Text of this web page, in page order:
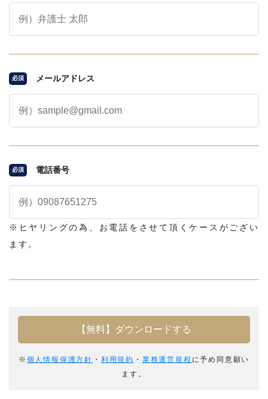
必須 メールアドレス
必須 電話番号
※ヒヤリングの為、お電話をさせて頂くケースがござい
ます。
※ 個人情報保護方針 ・ 利用規約 ・ 業務運営規程 に予め同意願い
ます。